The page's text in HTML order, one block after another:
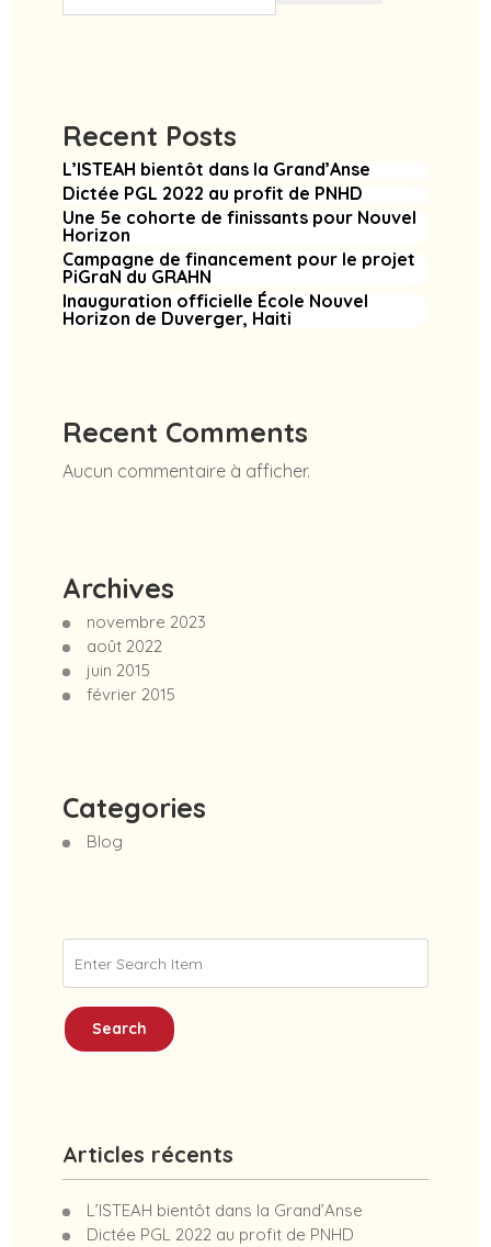
Recent Posts
L’ISTEAH bientôt dans la Grand’Anse
Dictée PGL 2022 au profit de PNHD
Une 5e cohorte de finissants pour Nouvel
Horizon
Campagne de financement pour le projet
PiGraN du GRAHN
Inauguration officielle École Nouvel
Horizon de Duverger, Haiti
Recent Comments
Aucun commentaire à afficher.
Archives
novembre 2023
août 2022
juin 2015
février 2015
Categories
Blog
Search
Articles récents
L’ISTEAH bientôt dans la Grand’Anse
Dictée PGL 2022 au profit de PNHD